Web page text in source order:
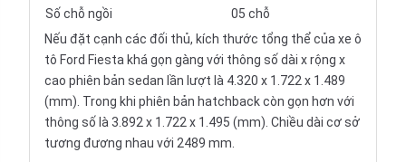
Số chỗ ngồi
05 chỗ
Nếu đặt cạnh các đối thủ, kích thước tổng thể của xe ô
tô Ford Fiesta khá gọn gàng với thông số dài x rộng x
cao phiên bản sedan lần lượt là 4.320 x 1.722 x 1.489
(mm). Trong khi phiên bản hatchback còn gọn hơn với
thông số là 3.892 x 1.722 x 1.495 (mm). Chiều dài cơ sở
tương đương nhau với 2489 mm.